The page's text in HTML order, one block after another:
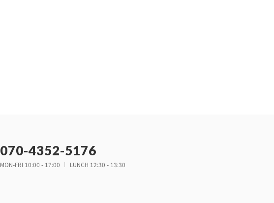
070-4352-5176
MON-FRI 10:00 - 17:00 LUNCH 12:30 - 13:30